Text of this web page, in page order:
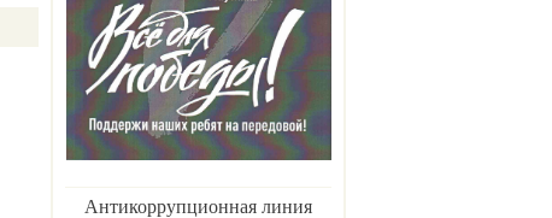
Антикоррупционная линия